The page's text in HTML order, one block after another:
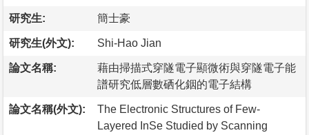
研究生: 簡士豪
研究生(外文): Shi-Hao Jian
論文名稱:
藉由掃描式穿隧電子顯微術與穿隧電子能
譜研究低層數硒化銦的電子結構
論文名稱(外文):
The Electronic Structures of Few-
Layered InSe Studied by Scanning